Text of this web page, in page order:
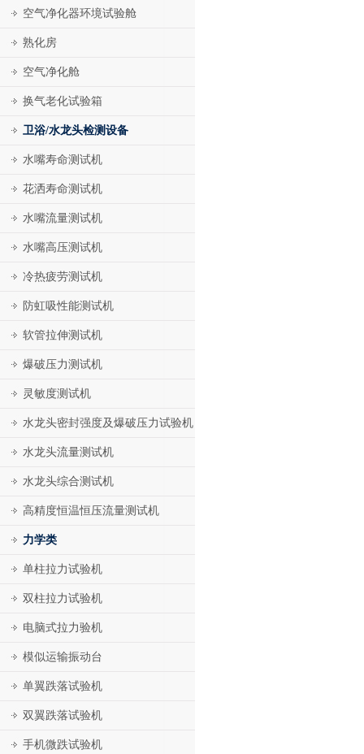
空气净化器环境试验舱
熟化房
空气净化舱
换气老化试验箱
卫浴/水龙头检测设备
水嘴寿命测试机
花洒寿命测试机
水嘴流量测试机
水嘴高压测试机
冷热疲劳测试机
防虹吸性能测试机
软管拉伸测试机
爆破压力测试机
灵敏度测试机
水龙头密封强度及爆破压力试验机
水龙头流量测试机
水龙头综合测试机
高精度恒温恒压流量测试机
力学类
单柱拉力试验机
双柱拉力试验机
电脑式拉力验机
模似运输振动台
单翼跌落试验机
双翼跌落试验机
手机微跌试验机